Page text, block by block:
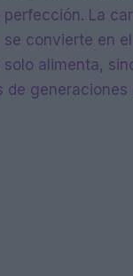
La
convierte en
alimenta,
de generaciones